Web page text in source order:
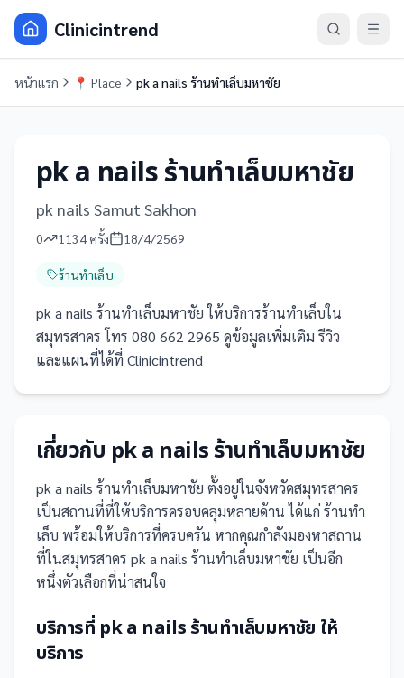
Clinicintrend
หน้าแรก 📍 Place pk a nails ร้านทำเล็บมหาชัย
pk a nails ร้านทำเล็บมหาชัย
pk nails Samut Sakhon
0 1134 ครั้ง 18/4/2569
ร้านทำเล็บ
pk a nails ร้านทำเล็บมหาชัย ให้บริการร้านทำเล็บใน
สมุทรสาคร โทร 080 662 2965 ดูข้อมูลเพิ่มเติม รีวิว
และแผนที่ได้ที่ Clinicintrend
เกี่ยวกับ pk a nails ร้านทำเล็บมหาชัย
pk a nails ร้านทำเล็บมหาชัย ตั้งอยู่ในจังหวัดสมุทรสาคร
เป็นสถานที่ที่ให้บริการครอบคลุมหลายด้าน ได้แก่ ร้านทำ
เล็บ พร้อมให้บริการที่ครบครัน หากคุณกำลังมองหาสถาน
ที่ในสมุทรสาคร pk a nails ร้านทำเล็บมหาชัย เป็นอีก
หนึ่งตัวเลือกที่น่าสนใจ
บริการที่ pk a nails ร้านทำเล็บมหาชัย ให้
บริการ